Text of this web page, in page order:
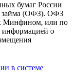
бумаг России
займа (ОФЗ). ОФЗ
Минфином, или по
информацией о
в системе